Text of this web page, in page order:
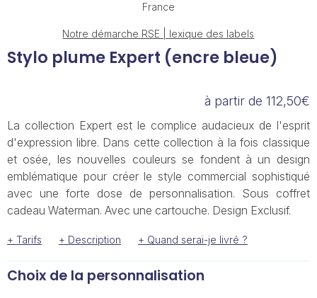
France
Notre démarche RSE | lexique des labels
Stylo plume Expert (encre bleue)
à partir de 112,50€
La collection Expert est le complice audacieux de l'esprit
d'expression libre. Dans cette collection à la fois classique
et osée, les nouvelles couleurs se fondent à un design
emblématique pour créer le style commercial sophistiqué
avec une forte dose de personnalisation. Sous coffret
cadeau Waterman. Avec une cartouche. Design Exclusif.
+ Tarifs + Description + Quand serai-je livré ?
Choix de la personnalisation